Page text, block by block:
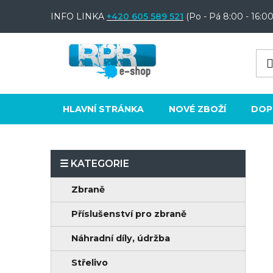
INFO LINKA +420 605 589 521 (Po - Pá 8:00 -
HLAVNÍ STRÁNKA NOVÉ ZBOŽÍ
P
o
a
Přeskočit
kategorie
a
g
Zbraně
Příslušenství pro zbraně
Náhradní díly, údržba
Střelivo